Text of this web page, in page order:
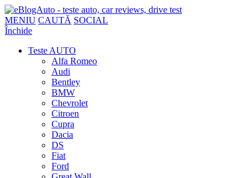
MENIU CAUTĂ SOCIAL
Închide
Teste AUTO
Alfa Romeo
Audi
Bentley
BMW
Chevrolet
Citroen
Cupra
Dacia
DS
Fiat
Ford